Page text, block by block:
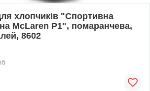
хлопчиків "Спортивна
McLaren P1", помаранчева,
8602